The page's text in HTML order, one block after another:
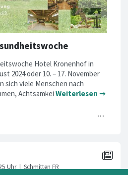
Hotel Kronenhof in
2024 oder 10. – 17. November
sich viele Menschen nach
Achtsamkei Weiterlesen ➞